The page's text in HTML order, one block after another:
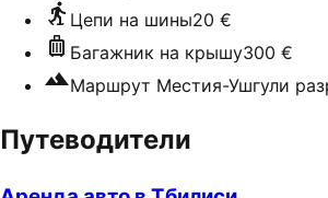
Цепи на шины20 €
Багажник на крышу300 €
Маршрут Местия-Ушгули
Путеводители